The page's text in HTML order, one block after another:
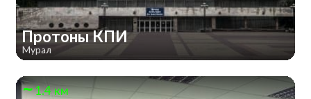
Протоны КПИ
Мурал
1.4 км